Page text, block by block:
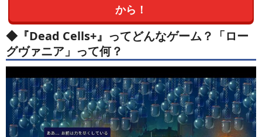
から！
◆『Dead Cells+』ってどんなゲーム？「ロー
グヴァニア」って何？